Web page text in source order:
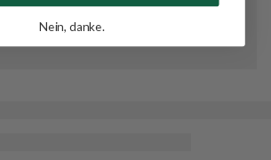
Nein, danke.